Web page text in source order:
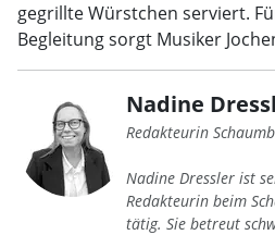
gegrillte Würstchen serviert.
Begleitung sorgt Musiker
Nadine
Redakteurin
Nadine Dressler ist
Redakteurin beim
tätig. Sie betreut